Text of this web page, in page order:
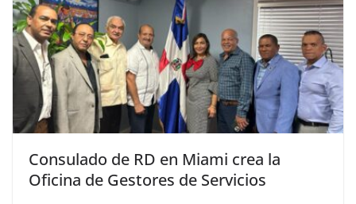
Consulado de RD en Miami crea la
Oficina de Gestores de Servicios